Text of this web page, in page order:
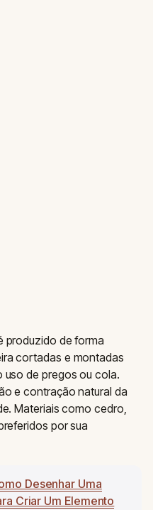
produzido de forma
cortadas e montadas
uso de pregos ou cola.
e contração natural da
Materiais como cedro,
por sua
Desenhar Uma
Criar Um Elemento